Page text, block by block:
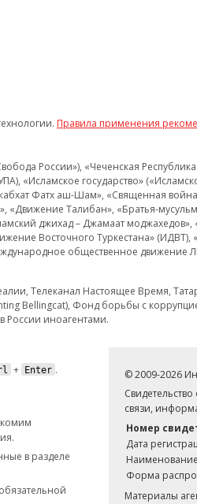
Правила применения
России»), «Чеченская
«Исламское государство»
Фатх аш-Шам», «Священная
Талибан», «Братья-
джихад – Джамаат
Восточного Туркестана»
общественное движение
Телеканал Настоящее Время,
Bellingcat), Фонд борьбы с
России иноагентами.
+ Enter .
в разделе
© 2009-2026
связи,
Номер
Дата
Форма
Материалы